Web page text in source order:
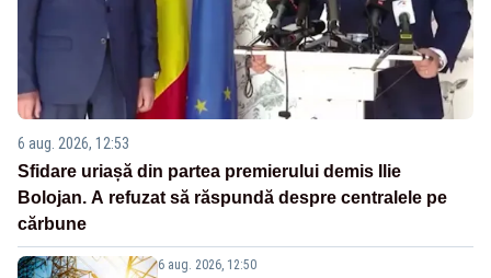
6 aug. 2026, 12:53
Sfidare uriașă din partea premierului demis Ilie
Bolojan. A refuzat să răspundă despre centralele pe
cărbune
6 aug. 2026, 12:50